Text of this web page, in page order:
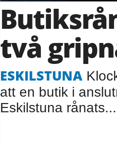
två
ESKILSTUNA
att en butik i
Eskilstuna rånats...